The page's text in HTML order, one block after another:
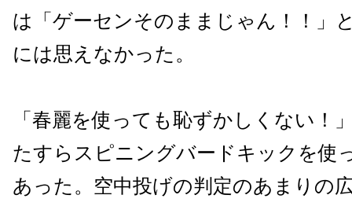
は「ゲーセンそのままじゃん！！」
には思えなかった。
「春麗を使っても恥ずかしくない！
たすらスピニングバードキックを使
あった。空中投げの判定のあまりの